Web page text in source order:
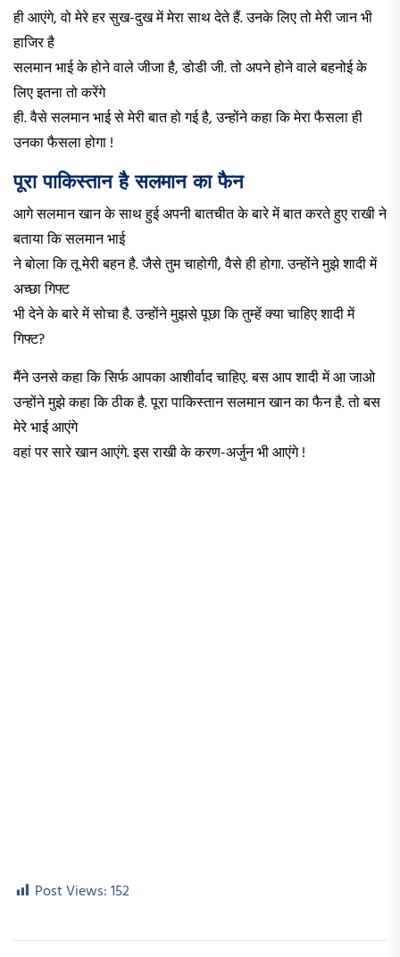
ही आएंगे, वो मेरे हर सुख-दुख में मेरा साथ देते हैं. उनके लिए तो मेरी जान भी
हाजिर है
सलमान भाई के होने वाले जीजा है, डोडी जी. तो अपने होने वाले बहनोई के
लिए इतना तो करेंगे
ही. वैसे सलमान भाई से मेरी बात हो गई है, उन्होंने कहा कि मेरा फैसला ही
उनका फैसला होगा !
पूरा पाकिस्तान है सलमान का फैन
आगे सलमान खान के साथ हुई अपनी बातचीत के बारे में बात करते हुए राखी ने
बताया कि सलमान भाई
ने बोला कि तू मेरी बहन है. जैसे तुम चाहोगी, वैसे ही होगा. उन्होंने मुझे शादी में
अच्छा गिफ्ट
भी देने के बारे में सोचा है. उन्होंने मुझसे पूछा कि तुम्हें क्या चाहिए शादी में
गिफ्ट?
मैंने उनसे कहा कि सिर्फ आपका आशीर्वाद चाहिए. बस आप शादी में आ जाओ
उन्होंने मुझे कहा कि ठीक है. पूरा पाकिस्तान सलमान खान का फैन है. तो बस
मेरे भाई आएंगे
वहां पर सारे खान आएंगे. इस राखी के करण-अर्जुन भी आएंगे !
Post Views:152